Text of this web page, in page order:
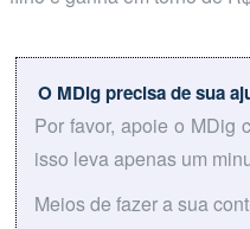
O MDig precisa de sua
Por favor, apoie o MDig
isso leva apenas um
Meios de fazer a sua